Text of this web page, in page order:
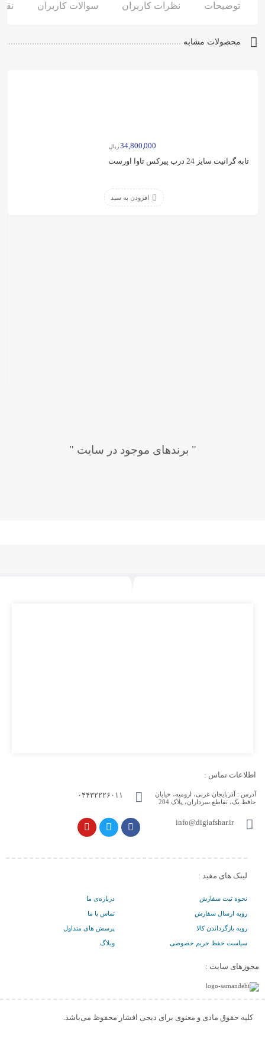
توضیحات نظرات کاربران سوالات کاربران
محصولات مشابه
34,800,000 ریال
تابه گرانیت سایز 24 درب پیرکس تاوا اورست
افزودن به سبد
" برندهای موجود در سایت "
اطلاعات تماس :
آدرس : آذربایجان غربی، ارومیه، خیابان
حافظ یک، تقاطع سرداران، پلاک 204
۰۴۴۳۲۲۲۶۰۱۱
info@digiafshar.ir
لینک های مفید :
نحوه ثبت سفارش
رویه ارسال سفارش
رویه بازگرداندن کالا
سیاست حفظ حریم خصوصی
درباره‌ی ما
تماس با ما
پرسش های متداول
وبلاگ
مجوزهای سایت :
کلیه حقوق مادی و معنوی برای دیجی افشار محفوظ می‌باشد.